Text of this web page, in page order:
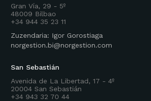
Gran Vía, 29 - 5º
48009 Bilbao
+34 944 35 23 11
Zuzendaria: Igor Gorostiaga
norgestion.bi@norgestion.com
San Sebastián
Avenida de La Libertad, 17 - 4º
20004 San Sebastián
+34 943 32 70 44